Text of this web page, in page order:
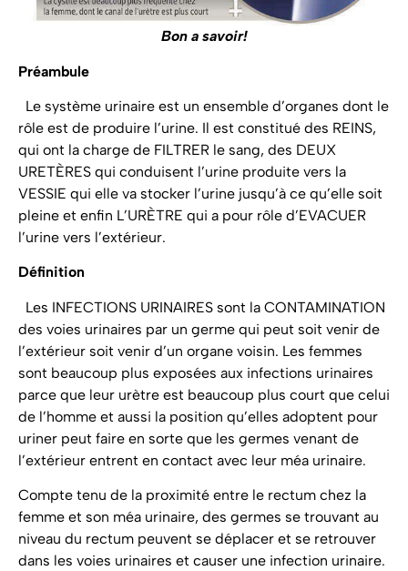
Bon a savoir!
Préambule
Le système urinaire est un ensemble d’organes dont le
rôle est de produire l’urine. Il est constitué des REINS,
qui ont la charge de FILTRER le sang, des DEUX
URETÈRES qui conduisent l’urine produite vers la
VESSIE qui elle va stocker l’urine jusqu’à ce qu’elle soit
pleine et enfin L’URÈTRE qui a pour rôle d’EVACUER
l’urine vers l’extérieur.
Définition
Les INFECTIONS URINAIRES sont la CONTAMINATION
des voies urinaires par un germe qui peut soit venir de
l’extérieur soit venir d’un organe voisin. Les femmes
sont beaucoup plus exposées aux infections urinaires
parce que leur urètre est beaucoup plus court que celui
de l’homme et aussi la position qu’elles adoptent pour
uriner peut faire en sorte que les germes venant de
l’extérieur entrent en contact avec leur méa urinaire.
Compte tenu de la proximité entre le rectum chez la
femme et son méa urinaire, des germes se trouvant au
niveau du rectum peuvent se déplacer et se retrouver
dans les voies urinaires et causer une infection urinaire.